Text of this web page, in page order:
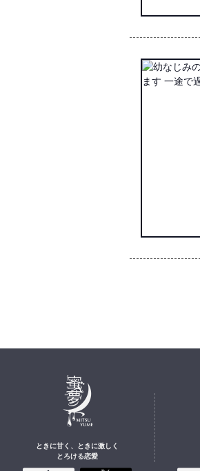
ときに甘く、ときに激しく
とろける恋愛